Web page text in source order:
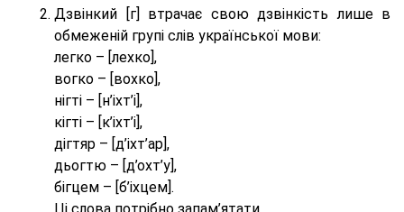
Дзвінкий [г] втрачає свою дзвінкість лише в
обмеженій групі слів української мови:
легко – [лехко],
вогко – [вохко],
нігті – [н’іхт’і],
кігті – [к’іхт’і],
дігтяр – [д’іхт’ар],
дьогтю – [д’охт’у],
бігцем – [б’іхцем].
Ці слова потрібно запам’ятати.